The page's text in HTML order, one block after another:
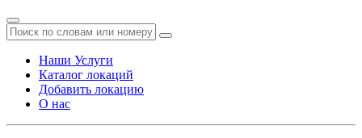
Наши Услуги
Каталог локаций
Добавить локацию
О нас